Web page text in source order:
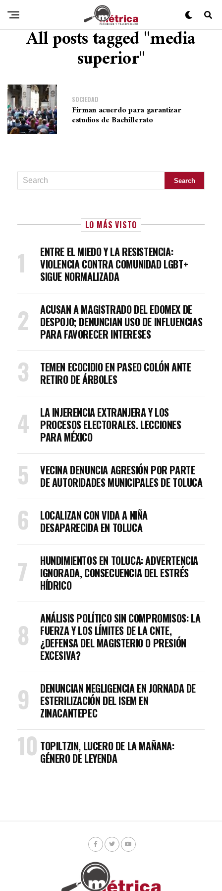
All posts tagged "media
superior"
SOCIEDAD
Firman acuerdo para garantizar
estudios de Bachillerato
LO MÁS VISTO
ENTRE EL MIEDO Y LA RESISTENCIA:
VIOLENCIA CONTRA COMUNIDAD LGBT+
SIGUE NORMALIZADA
ACUSAN A MAGISTRADO DEL EDOMEX DE
DESPOJO; DENUNCIAN USO DE INFLUENCIAS
PARA FAVORECER INTERESES
TEMEN ECOCIDIO EN PASEO COLÓN ANTE
RETIRO DE ÁRBOLES
LA INJERENCIA EXTRANJERA Y LOS
PROCESOS ELECTORALES. LECCIONES
PARA MÉXICO
VECINA DENUNCIA AGRESIÓN POR PARTE
DE AUTORIDADES MUNICIPALES DE TOLUCA
LOCALIZAN CON VIDA A NIÑA
DESAPARECIDA EN TOLUCA
HUNDIMIENTOS EN TOLUCA: ADVERTENCIA
IGNORADA, CONSECUENCIA DEL ESTRÉS
HÍDRICO
ANÁLISIS POLÍTICO SIN COMPROMISOS: LA
FUERZA Y LOS LÍMITES DE LA CNTE,
¿DEFENSA DEL MAGISTERIO O PRESIÓN
EXCESIVA?
DENUNCIAN NEGLIGENCIA EN JORNADA DE
ESTERILIZACIÓN DEL ISEM EN
ZINACANTEPEC
TOPILTZIN, LUCERO DE LA MAÑANA:
GÉNERO DE LEYENDA